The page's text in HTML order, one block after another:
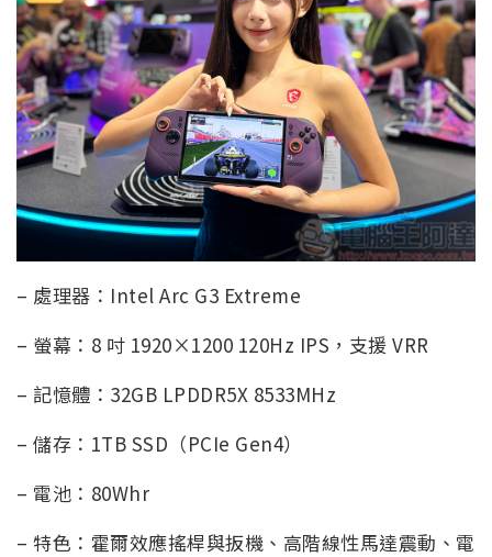
– 處理器：Intel Arc G3 Extreme
– 螢幕：8 吋 1920×1200 120Hz IPS，支援 VRR
– 記憶體：32GB LPDDR5X 8533MHz
– 儲存：1TB SSD（PCIe Gen4）
– 電池：80Whr
– 特色：霍爾效應搖桿與扳機、高階線性馬達震動、電